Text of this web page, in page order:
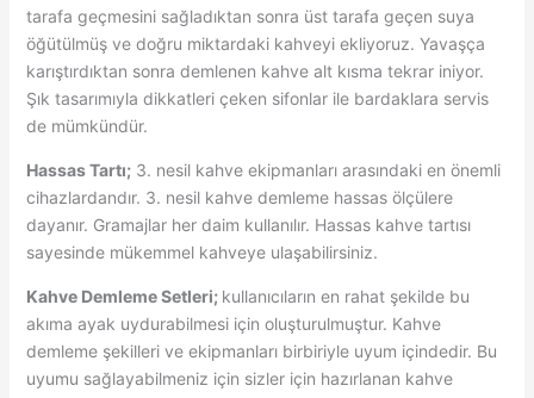
tarafa geçmesini sağladıktan sonra üst tarafa geçen suya
öğütülmüş ve doğru miktardaki kahveyi ekliyoruz. Yavaşça
karıştırdıktan sonra demlenen kahve alt kısma tekrar iniyor.
Şık tasarımıyla dikkatleri çeken sifonlar ile bardaklara servis
de mümkündür.
Hassas Tartı;3. nesil kahve ekipmanları arasındaki en önemli
cihazlardandır. 3. nesil kahve demleme hassas ölçülere
dayanır. Gramajlar her daim kullanılır. Hassas kahve tartısı
sayesinde mükemmel kahveye ulaşabilirsiniz.
Kahve Demleme Setleri; kullanıcıların en rahat şekilde bu
akıma ayak uydurabilmesi için oluşturulmuştur. Kahve
demleme şekilleri ve ekipmanları birbiriyle uyum içindedir. Bu
uyumu sağlayabilmeniz için sizler için hazırlanan kahve